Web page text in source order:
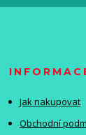
Jak nakupovat
Obchodní